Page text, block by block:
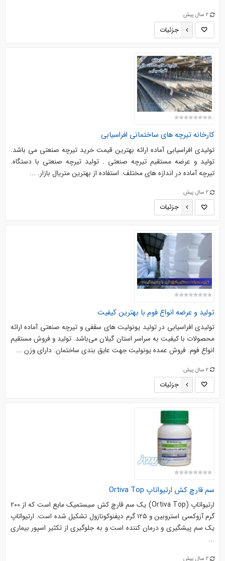
2 سال پیش
جزئیات
کارخانه تیرچه های ساختمانی افراسیابی
تولیدی افراسیابی آماده ارائه بهترین قیمت خرید تیرچه صنعتی می باشد.
تولید و عرضه مستقیم تیرچه صنعتی . تولید تیرچه صنعتی با دستگاه.
تیرچه آماده در اندازه های مختلف. استفاده از بهترین متریال بازار. ...
2 سال پیش
جزئیات
تولید و عرضه انواع فوم با بهترین کیفیت
تولیدی افراسیابی در تولید یونولیت های سقفی و تیرچه صنعتی آماده ارائه
محصولات با کیفیت به سراسر استان گیلان می‌باشد. تولید و فروش مستقیم
انواع فوم. فروش عمده یونولیت جهت عایق بندی ساختمان. دارای وزن ...
2 سال پیش
جزئیات
سم قارچ کش ارتیواتاپ Ortiva Top
ارتیواتاپ (Ortiva Top) یک سم قارچ کش سیستمیک مایع است که از ۲۰۰
گرم آزوکسی استروبین و ۱۲۵ گرم دیفنوکونازول تشکیل شده است. ارتیواتاپ
یک سم پیشگیری و درمان کننده است و به جلوگیری از تکثیر اسپور بیماری
...
2 سال پیش